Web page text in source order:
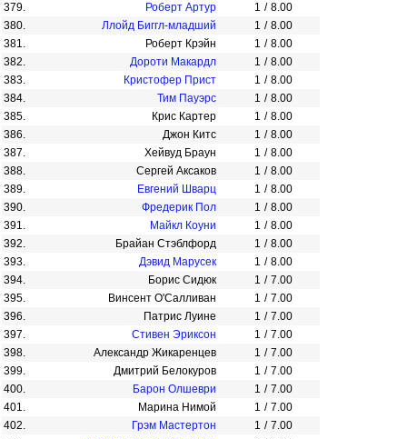
379.
Роберт Артур 1 / 8.00
380.
Ллойд Биггл-младший 1 / 8.00
381.
Роберт Крэйн 1 / 8.00
382.
Дороти Макардл 1 / 8.00
383.
Кристофер Прист 1 / 8.00
384.
Тим Пауэрс 1 / 8.00
385.
Крис Картер 1 / 8.00
386.
Джон Китс 1 / 8.00
387.
Хейвуд Браун 1 / 8.00
388.
Сергей Аксаков 1 / 8.00
389.
Евгений Шварц 1 / 8.00
390.
Фредерик Пол 1 / 8.00
391.
Майкл Коуни 1 / 8.00
392.
Брайан Стэблфорд 1 / 8.00
393.
Дэвид Марусек 1 / 8.00
394.
Борис Сидюк 1 / 7.00
395.
Винсент О'Салливан 1 / 7.00
396.
Патрис Луине 1 / 7.00
397.
Стивен Эриксон 1 / 7.00
398.
Александр Жикаренцев 1 / 7.00
399.
Дмитрий Белокуров 1 / 7.00
400.
Барон Олшеври 1 / 7.00
401.
Марина Нимой 1 / 7.00
402.
Грэм Мастертон 1 / 7.00